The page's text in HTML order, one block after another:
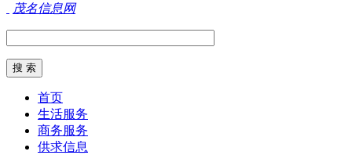
茂名信息网
首页
生活服务
商务服务
供求信息